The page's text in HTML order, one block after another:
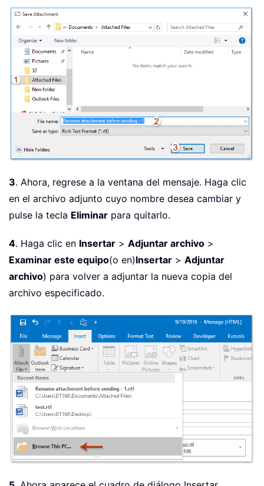
3. Ahora, regrese a la ventana del mensaje. Haga clic
en el archivo adjunto cuyo nombre desea cambiar y
pulse la tecla Eliminar para quitarlo.
4. Haga clic en Insertar > Adjuntar archivo >
Examinar este equipo(o en)Insertar > Adjuntar
archivo) para volver a adjuntar la nueva copia del
archivo especificado.